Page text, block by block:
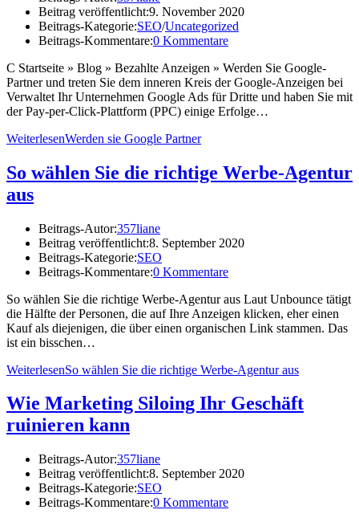
Beitrag veröffentlicht:9. November 2020
Beitrags-Kategorie:SEO/Uncategorized
Beitrags-Kommentare:0 Kommentare
C Startseite » Blog » Bezahlte Anzeigen » Werden Sie Google-
Partner und treten Sie dem inneren Kreis der Google-Anzeigen bei
Verwaltet Ihr Unternehmen Google Ads für Dritte und haben Sie mit
der Pay-per-Click-Plattform (PPC) einige Erfolge…
WeiterlesenWerden sie Google Partner
So wählen Sie die richtige Werbe-Agentur
aus
Beitrags-Autor:357liane
Beitrag veröffentlicht:8. September 2020
Beitrags-Kategorie:SEO
Beitrags-Kommentare:0 Kommentare
So wählen Sie die richtige Werbe-Agentur aus Laut Unbounce tätigt
die Hälfte der Personen, die auf Ihre Anzeigen klicken, eher einen
Kauf als diejenigen, die über einen organischen Link stammen. Das
ist ein bisschen…
WeiterlesenSo wählen Sie die richtige Werbe-Agentur aus
Wie Marketing Siloing Ihr Geschäft
ruinieren kann
Beitrags-Autor:357liane
Beitrag veröffentlicht:8. September 2020
Beitrags-Kategorie:SEO
Beitrags-Kommentare:0 Kommentare